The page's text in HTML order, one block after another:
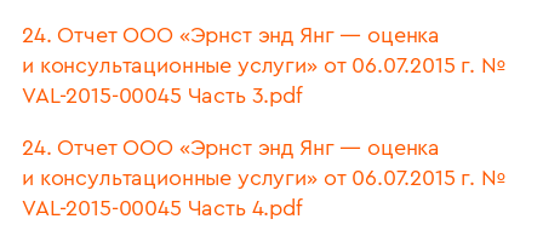
24. Отчет ООО «Эрнст энд Янг — оценка
и консультационные услуги» от 06.07.2015 г. №
VAL-2015-00045 Часть 3.pdf
24. Отчет ООО «Эрнст энд Янг — оценка
и консультационные услуги» от 06.07.2015 г. №
VAL-2015-00045 Часть 4.pdf